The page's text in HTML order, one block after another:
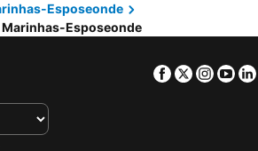
Varzinn Hotel
Hotel
Casa Melo Alvim
Esposeonde
Esposeonde
Facebook
Twitter